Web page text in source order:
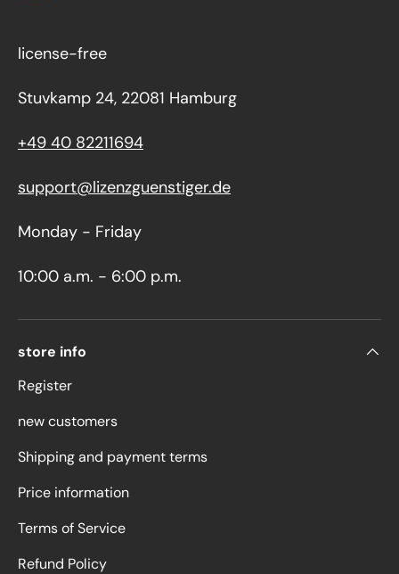
license-free
Stuvkamp 24, 22081 Hamburg
+49 40 82211694
support@lizenzguenstiger.de
Monday - Friday
10:00 a.m. - 6:00 p.m.
store info
Register
new customers
Shipping and payment terms
Price information
Terms of Service
Refund Policy